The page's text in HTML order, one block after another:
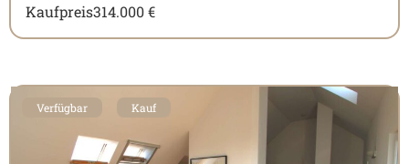
Kaufpreis314.000 €
Verfügbar Kauf